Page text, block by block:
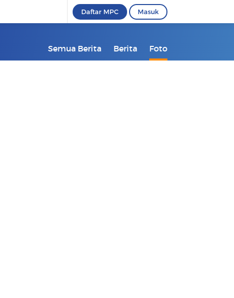
Daftar MPC Masuk
Semua Berita Berita Foto